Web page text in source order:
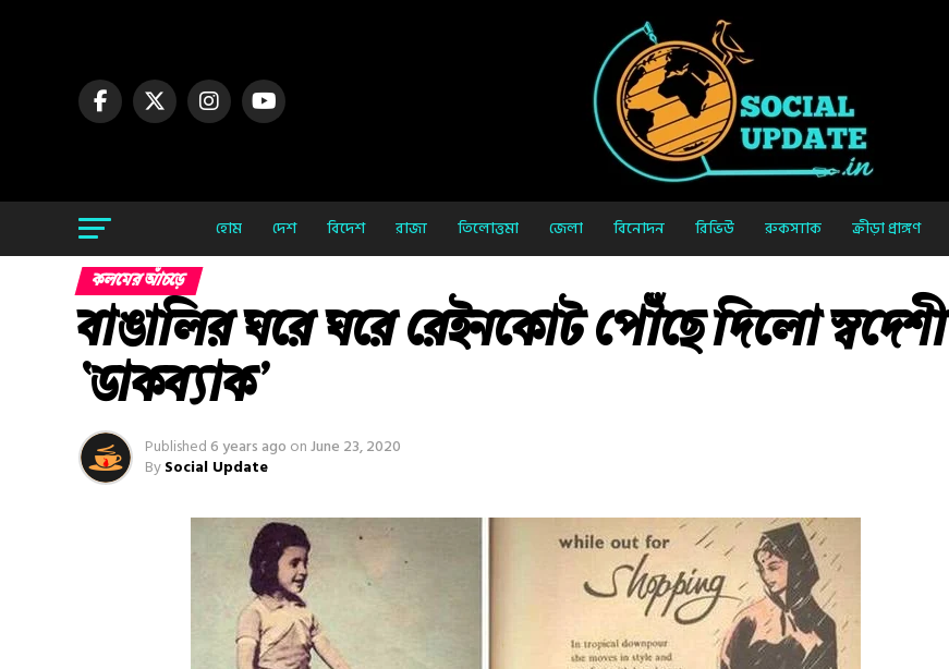
হোম দেশ বিদেশ রাজ্য তিলোত্তমা জেলা বিনোদন রিভিউ রুকস্যাক ক্রীড়া প্রাঙ্গণ
কলমের আঁচড়ে
বাঙালির ঘরে ঘরে রেইনকোট পৌঁছে দিলো স্বদেশী
‘ডাকব্যাক’
Published6 years ago onJune 23, 2020
BySocial Update